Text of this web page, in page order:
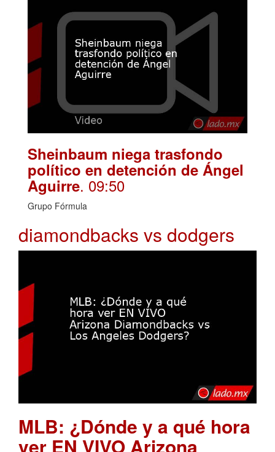
Sheinbaum niega trasfondo
político en detención de Ángel
Aguirre. 09:50
Grupo Fórmula
diamondbacks vs dodgers
MLB: ¿Dónde y a qué hora
ver EN VIVO Arizona